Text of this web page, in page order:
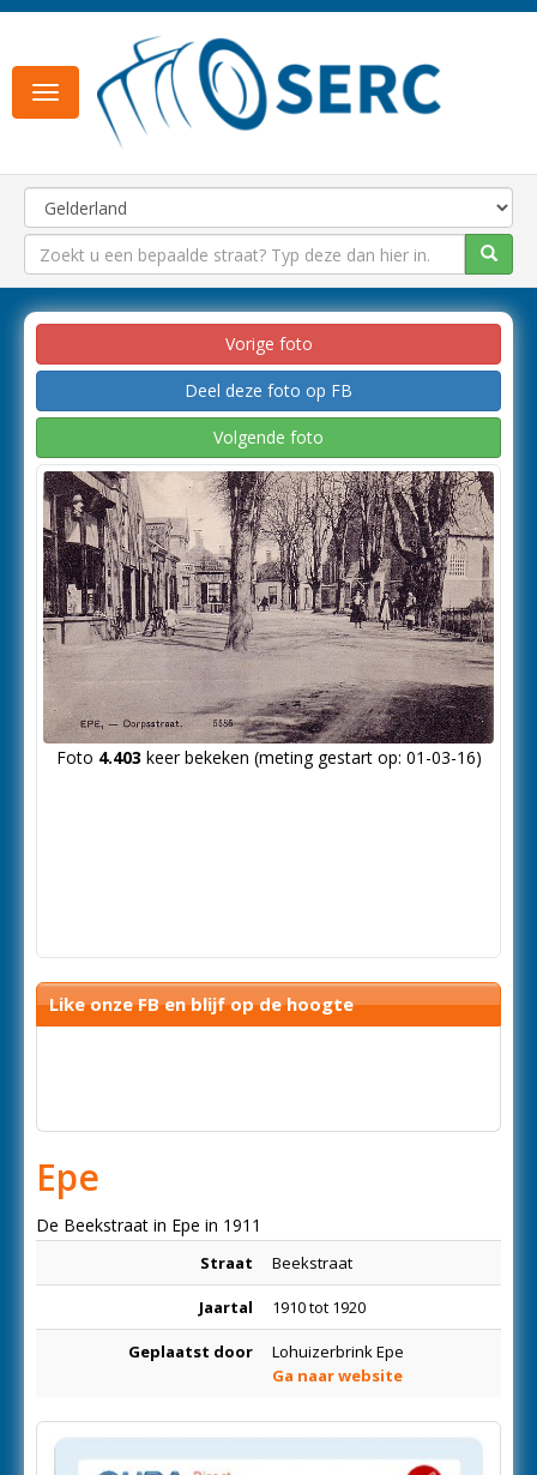
Toggle
navigation
Vorige foto
Deel deze foto op FB
Volgende foto
Foto 4.403 keer bekeken (meting gestart op: 01-03-16)
Like onze FB en blijf op de hoogte
Epe
De Beekstraat in Epe in 1911
Straat Beekstraat
Jaartal 1910 tot 1920
Geplaatst door
Lohuizerbrink Epe
Ga naar website